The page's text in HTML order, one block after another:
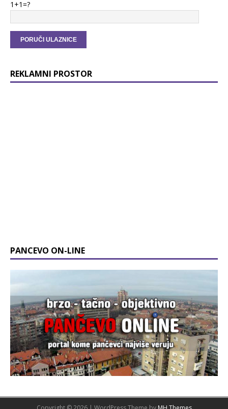
1+1=?
REKLAMNI PROSTOR
PANCEVO ON-LINE